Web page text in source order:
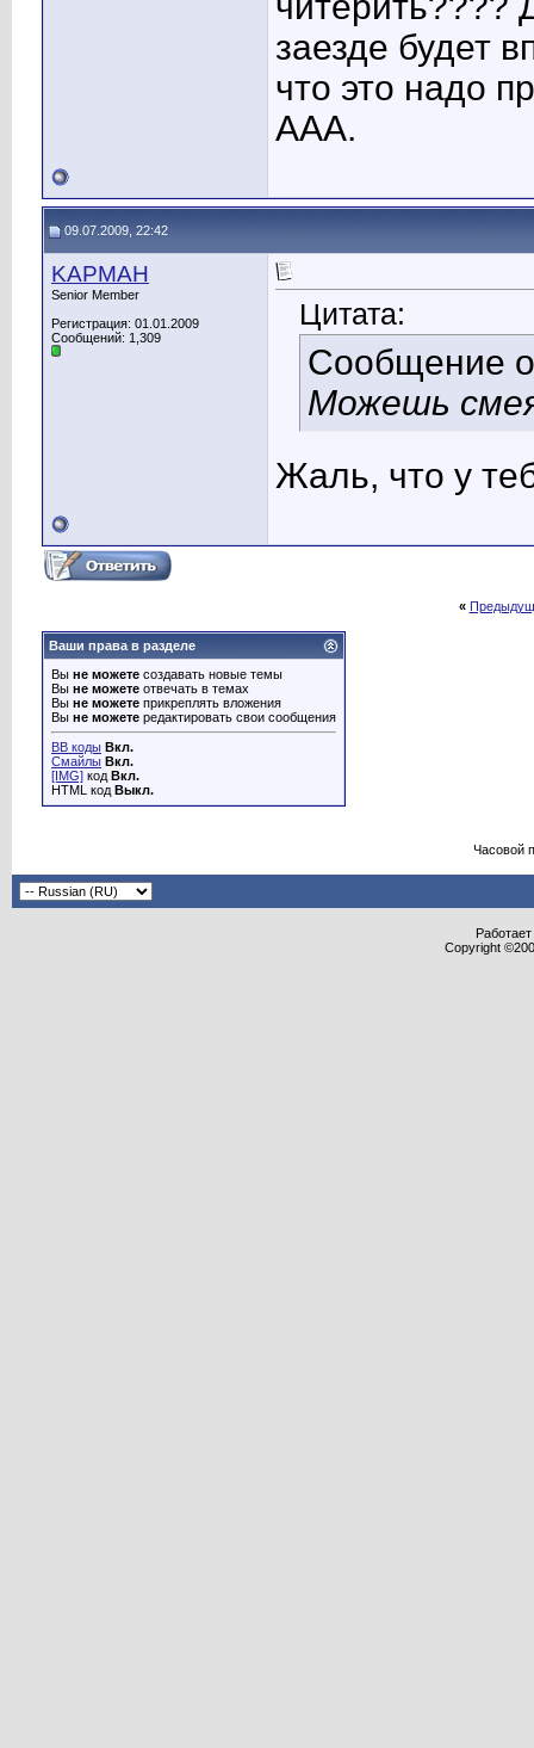
заезде будет
что это надо
ААА.
09.07.2009, 22:42
KAPMAH
Senior Member
Регистрация: 01.01.2009
Сообщений: 1,309
Цитата:
Сообщение
Можешь
Жаль, что у
«
Ваши права в разделе
Вы не можете создавать новые темы
Вы не можете отвечать в темах
Вы не можете прикреплять вложения
Вы не можете редактировать свои сообщения
BB коды Вкл.
Смайлы Вкл.
[IMG] код Вкл.
HTML код Выкл.
Часовой
Copyright